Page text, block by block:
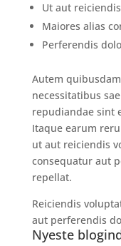
Ut aut
Maiores alias
Perferendis
Autem
necessitatibus
repudiandae sint
Itaque earum
ut aut reiciendis
consequatur aut
repellat.
Reiciendis
aut perferendis
Nyeste